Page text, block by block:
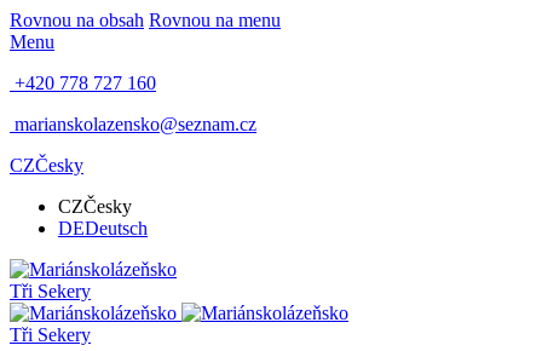
Rovnou na obsah Rovnou na menu
Menu
+420 778 727 160
marianskolazensko@seznam.cz
CZČesky
CZČesky
DEDeutsch
Tři Sekery
Tři Sekery